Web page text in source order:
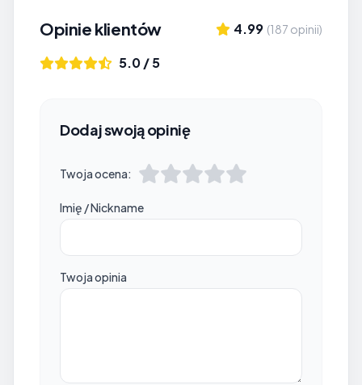
Opinie klientów 4.99 (187 opinii)
5.0 / 5
Dodaj swoją opinię
Twoja ocena:
Imię / Nickname
Twoja opinia